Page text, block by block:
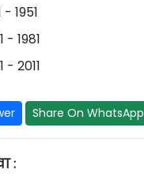
- 1951
- 1981
- 2011
Share On WhatsApp
: